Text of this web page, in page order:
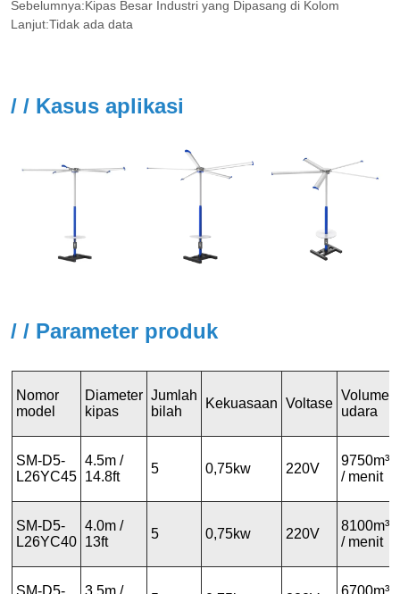
Sebelumnya:Kipas Besar Industri yang Dipasang di Kolom
Lanjut:Tidak ada data
/ / Kasus aplikasi
/ / Parameter produk